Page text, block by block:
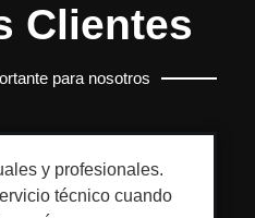
Clientes
para nosotros
y profesionales.
técnico cuando